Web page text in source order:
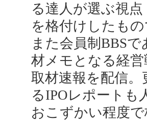
る達人が選ぶ視点
を格付けしたも
また会員制BBS
材メモとなる経営
取材速報を配信
るIPOレポートも
おこずかい程度